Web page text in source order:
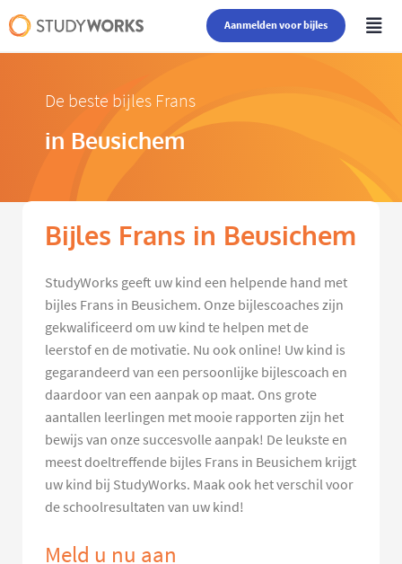
Aanmelden voor bijles
De beste bijles Frans
in Beusichem
Bijles Frans in Beusichem
StudyWorks geeft uw kind een helpende hand met
bijles Frans in Beusichem. Onze bijlescoaches zijn
gekwalificeerd om uw kind te helpen met de
leerstof en de motivatie. Nu ook online! Uw kind is
gegarandeerd van een persoonlijke bijlescoach en
daardoor van een aanpak op maat. Ons grote
aantallen leerlingen met mooie rapporten zijn het
bewijs van onze succesvolle aanpak! De leukste en
meest doeltreffende bijles Frans in Beusichem krijgt
uw kind bij StudyWorks. Maak ook het verschil voor
de schoolresultaten van uw kind!
Meld u nu aan